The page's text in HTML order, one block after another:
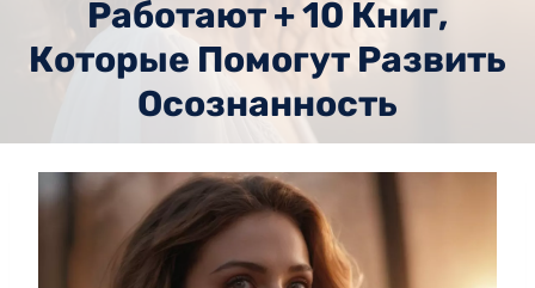
Работают + 10 Книг,
Которые Помогут Развить
Осознанность